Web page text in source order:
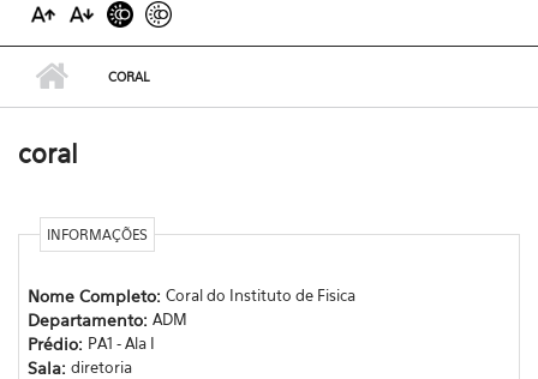
CORAL
coral
INFORMAÇÕES
Nome Completo: Coral do Instituto de Fisica
Departamento: ADM
Prédio: PA1 - Ala I
Sala: diretoria